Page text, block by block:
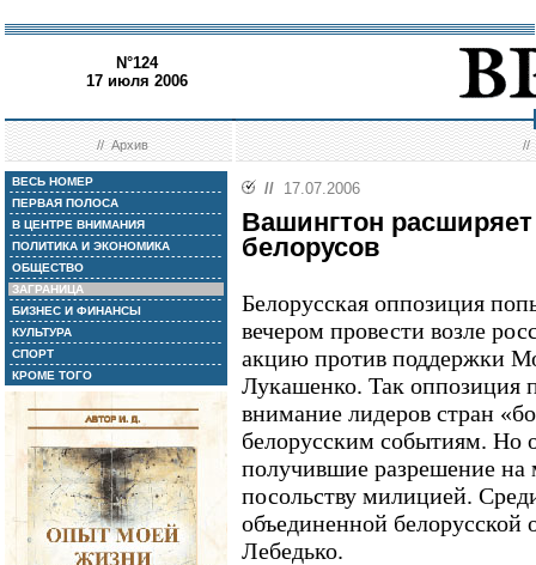
N°124
17 июля 2006
//Архив //
ВЕСЬ НОМЕР
ПЕРВАЯ ПОЛОСА
В ЦЕНТРЕ ВНИМАНИЯ
ПОЛИТИКА И ЭКОНОМИКА
ОБЩЕСТВО
ЗАГРАНИЦА
БИЗНЕС И ФИНАНСЫ
КУЛЬТУРА
СПОРТ
КРОМЕ ТОГО
// 17.07.2006
Вашингтон
белорусов
Белорусская оппозиция
вечером провести возле
акцию против поддержки
Лукашенко. Так оппозиция
внимание лидеров стран
белорусским событиям. Но
получившие разрешение
посольству милицией.
объединенной
Лебедько.